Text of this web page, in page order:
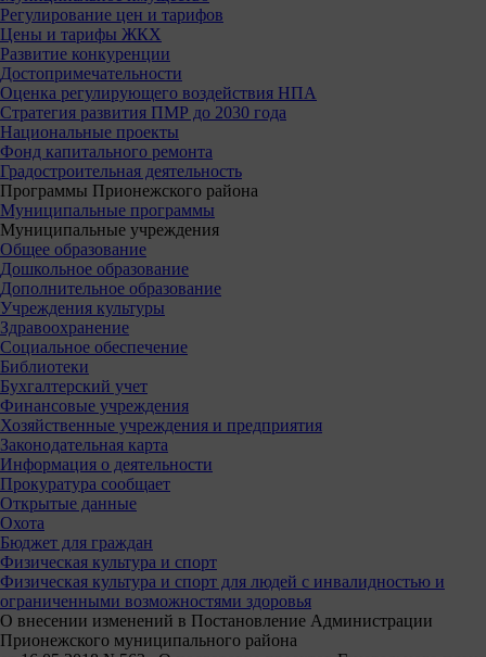
Регулирование цен и тарифов
Цены и тарифы ЖКХ
Развитие конкуренции
Достопримечательности
Оценка регулирующего воздействия НПА
Стратегия развития ПМР до 2030 года
Национальные проекты
Фонд капитального ремонта
Градостроительная деятельность
Программы Прионежского района
Муниципальные программы
Муниципальные учреждения
Общее образование
Дошкольное образование
Дополнительное образование
Учреждения культуры
Здравоохранение
Социальное обеспечение
Библиотеки
Бухгалтерский учет
Финансовые учреждения
Хозяйственные учреждения и предприятия
Законодательная карта
Информация о деятельности
Прокуратура сообщает
Открытые данные
Охота
Бюджет для граждан
Физическая культура и спорт
Физическая культура и спорт для людей с инвалидностью и
ограниченными возможностями здоровья
О внесении изменений в Постановление Администрации
Прионежского муниципального района